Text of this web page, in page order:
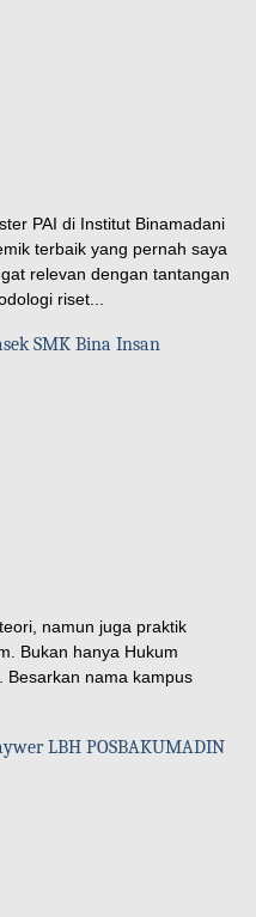
PAI di Institut Binamadani
terbaik yang pernah saya
relevan dengan tantangan
riset...
SMK Bina Insan
namun juga praktik
Bukan hanya Hukum
Besarkan nama kampus
LBH POSBAKUMADIN